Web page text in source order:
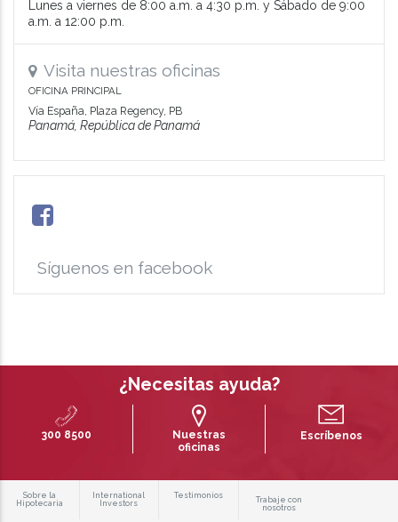
Lunes a viernes de 8:00 a.m. a 4:30 p.m. y Sábado de 9:00
a.m. a 12:00 p.m.
Visita nuestras oficinas
OFICINA PRINCIPAL
Vía España, Plaza Regency, PB
Panamá, República de Panamá
Síguenos en facebook
¿Necesitas ayuda?
300 8500
Nuestras
oficinas
Escríbenos
Sobre la
Hipotecaria
International
Investors
Testimonios
Trabaje con
nosotros